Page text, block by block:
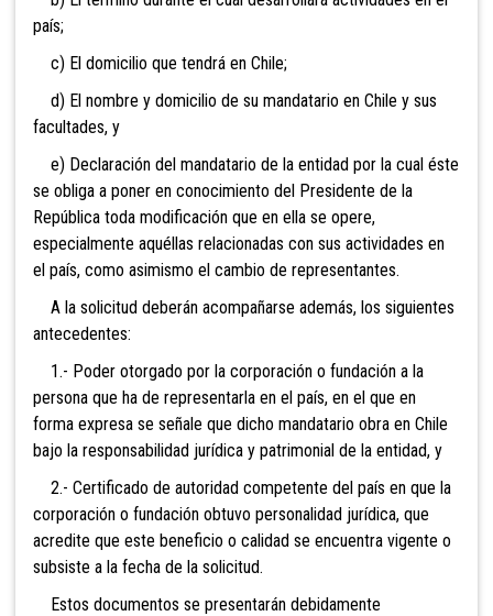
país;
c) El domicilio que tendrá en Chile;
d) El nombre y domicilio de su mandatario en Chile y sus
facultades, y
e) Declaración del mandatario de la entidad por la cual éste
se obliga a poner en conocimiento del Presidente de la
República toda modificación que en ella se opere,
especialmente aquéllas relacionadas con sus actividades en
el país, como asimismo el cambio de representantes.
A la solicitud deberán acompañarse además, los siguientes
antecedentes:
1.- Poder otorgado por la corporación o fundación a la
persona que ha de representarla en el país, en el que en
forma expresa se señale que dicho mandatario obra en Chile
bajo la responsabilidad jurídica y patrimonial de la entidad, y
2.- Certificado de autoridad competente del país en que la
corporación o fundación obtuvo personalidad jurídica, que
acredite que este beneficio o calidad se encuentra vigente o
subsiste a la fecha de la solicitud.
Estos documentos se presentarán debidamente